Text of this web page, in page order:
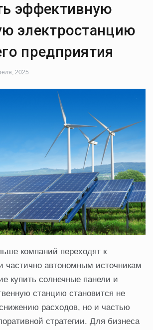
эффективную
электростанцию
предприятия
2025
компаний переходят к
частично автономным источникам
купить солнечные панели и
станцию становится не
расходов, но и частью
стратегии. Для бизнеса